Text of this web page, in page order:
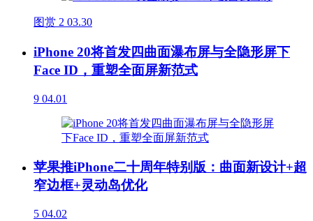
图赏 2 03.30
iPhone 20将首发四曲面瀑布屏与全隐形屏下
Face ID，重塑全面屏新范式
9 04.01
苹果推iPhone二十周年特别版：曲面新设计+超
窄边框+灵动岛优化
5 04.02